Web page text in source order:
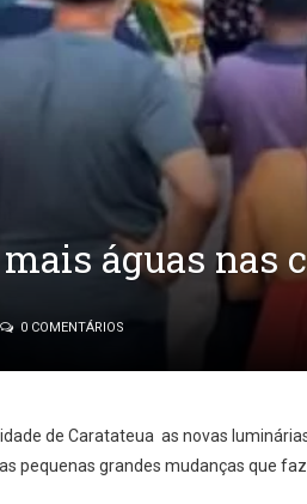
águas nas
0 COMENTÁRIOS
de Caratateua as novas luminárias
pequenas grandes mudanças que